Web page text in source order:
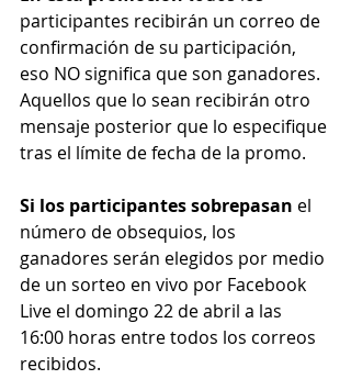
participantes recibirán un correo de
confirmación de su participación,
eso NO significa que son ganadores.
Aquellos que lo sean recibirán otro
mensaje posterior que lo especifique
tras el límite de fecha de la promo.
Si los participantes sobrepasan el
número de obsequios, los
ganadores serán elegidos por medio
de un sorteo en vivo por Facebook
Live el domingo 22 de abril a las
16:00 horas entre todos los correos
recibidos.